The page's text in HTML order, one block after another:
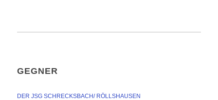
GEGNER
DER JSG SCHRECKSBACH/ RÖLLSHAUSEN